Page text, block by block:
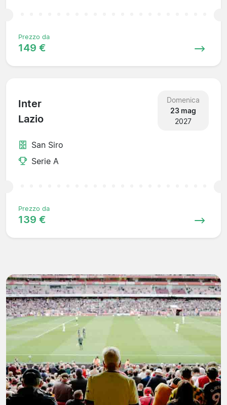
Prezzo da
149 €
Inter
Lazio
Domenica
23 mag
2027
San Siro
Serie A
Prezzo da
139 €